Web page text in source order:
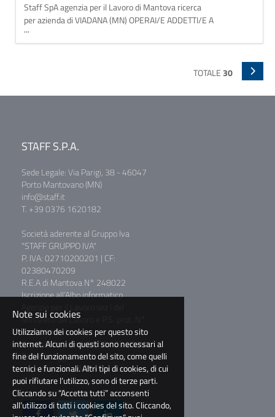
Staff SpA agenzia per il Lavoro di Mantova ricerca
per azienda di VIADANA (MN) OPERAI/E ADDETTI/E A
CONFEZIONAMENTO ED ASSEMBLAGGIO. Orari di
lavoro da lunedì a venerdì : in un reparto i turni sono
Inserimento dal 24.08.26 Graditi attestati sulla
...
TOTALE 30
STAFF S.P.A.
Sede Legale: Via Parigi, 38 - 46047
Porto Mantovano (MN)
info@staff.it
T. +39 0376 1620182
Società aderente al Gruppo Iva
"STAFF GRUPPO IVA"
P. IVA: 02710200201 | CF:
02380470209
R.E.A di Mantova N° 248022
Iscrizione all’Albo informatico
Ministero del Lavoro e P.S. prot. N°
39/0011781
Capitale Sociale € 2.000.000,00 I.V.
Società soggetta a direzione e
coordinamento di BM Consulting
S.r.l.
Note sui cookies
Utilizziamo dei cookies per questo sito
internet. Alcuni di questi sono necessari al
fine del funzionamento del sito, come quelli
tecnici e funzionali. Altri tipi di cookies, di cui
puoi rifiutare l’utilizzo, sono di terze parti.
Cliccando su “Accetta tutti” acconsenti
all’utilizzo di tutti i cookies del sito. Cliccando,